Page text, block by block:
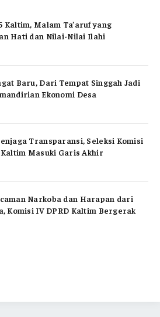
Kaltim, Malam Ta’aruf yang
Hati dan Nilai-Nilai Ilahi
Baru, Dari Tempat Singgah Jadi
Ekonomi Desa
Transparansi, Seleksi Komisi
Masuki Garis Akhir
Narkoba dan Harapan dari
Komisi IV DPRD Kaltim Bergerak